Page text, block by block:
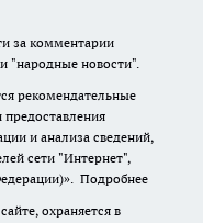
за комментарии
"народные новости".
рекомендательные
и анализа сведений,
сети "Интернет",
Подробнее
охраняется в